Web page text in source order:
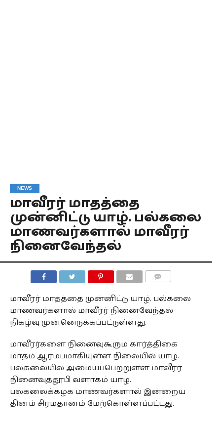
NEWS
மாவீரர் மாதத்தை
முன்னிட்டு யாழ். பல்கலை
மாணவர்களால் மாவீரர்
நினைவேந்தல்
மாவீரர் மாதத்தை முன்னிட்டு யாழ். பல்கலை
மாணவர்களால் மாவீரர் நினைவேந்தல்
நிகழ்வு முன்னெடுக்கப்பட்டுள்ளது.
மாவீரர்களை நினைவுகூரும் கார்த்திகை
மாதம் ஆரம்பமாகியுள்ள நிலையில் யாழ்.
பல்கலையில் அமையப்பெற்றுள்ள மாவீரர்
நினைவுத்தூபி வளாகம் யாழ்.
பல்கலைக்கழக மாணவர்களால் இன்றைய
தினம் சிரமதானம் மேற்கொள்ளப்பட்டது.